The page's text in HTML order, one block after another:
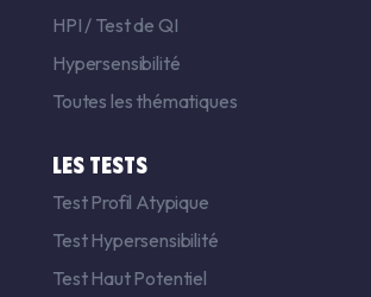
HPI / Test de QI
Hypersensibilité
Toutes les thématiques
LES TESTS
Test Profil Atypique
Test Hypersensibilité
Test Haut Potentiel